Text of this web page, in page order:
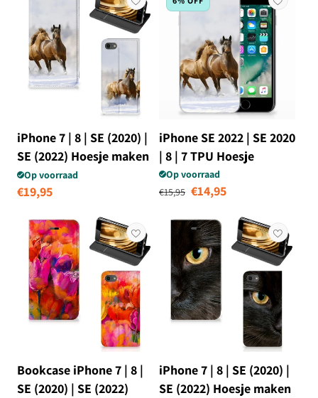
iPhone 7 | 8 | SE (2020) |
SE (2022) Hoesje maken
Paarden
Op voorraad
Normale
€19,95
iPhone SE 2022 | SE 2020
| 8 | 7 TPU Hoesje
Paarden
Op voorraad
Normale prijs
€15,95 €14,95
Bookcase iPhone 7 | 8 |
SE (2020) | SE (2022)
iPhone 7 | 8 | SE (2020) |
SE (2022) Hoesje maken